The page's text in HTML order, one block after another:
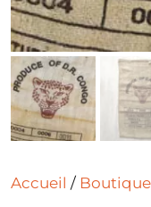
Accueil / Boutique